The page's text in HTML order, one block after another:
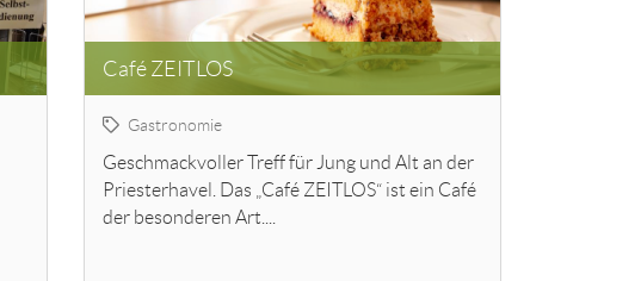
Café ZEITLOS
Gastronomie
Geschmackvoller Treff für Jung und Alt an der
Priesterhavel. Das „Café ZEITLOS“ ist ein Café
der besonderen Art....